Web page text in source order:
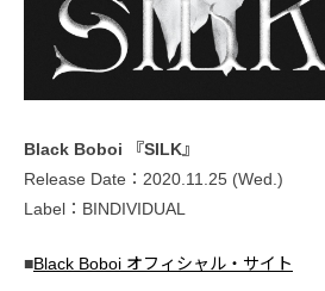
Black Boboi 『SILK』
Release Date：2020.11.25 (Wed.)
Label：BINDIVIDUAL
■Black Boboi オフィシャル・サイト